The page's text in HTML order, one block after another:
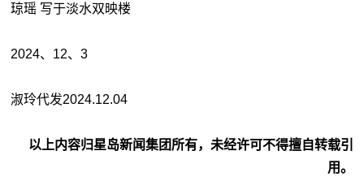
琼瑶 写于淡水双映楼
2024、12、3
淑玲代发2024.12.04
以上内容归星岛新闻集团所有，未经许可不得擅自转载引
用。